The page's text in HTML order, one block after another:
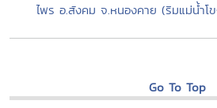
ไพร อ.สังคม จ.หนองคาย (ริมแม่น้ำโ
Go To Top